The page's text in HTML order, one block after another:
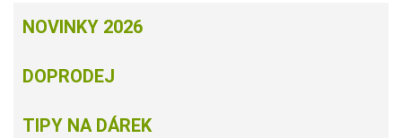
NOVINKY 2026
DOPRODEJ
TIPY NA DÁREK